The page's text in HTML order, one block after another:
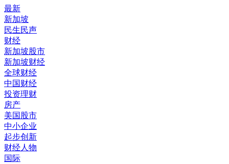
最新
新加坡
民生民声
财经
新加坡股市
新加坡财经
全球财经
中国财经
投资理财
房产
美国股市
中小企业
起步创新
财经人物
国际